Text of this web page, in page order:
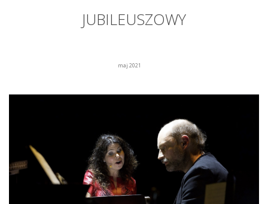
JUBILEUSZOWY
maj 2021